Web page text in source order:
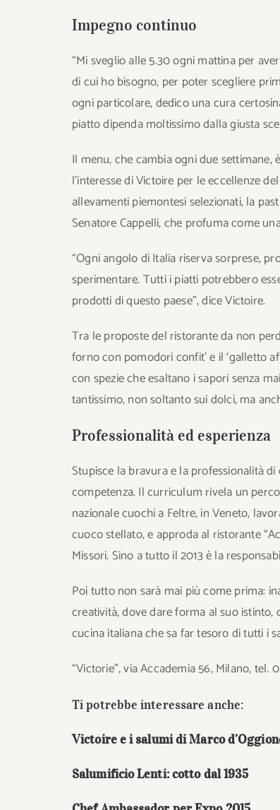
Impegno continuo
“Mi sveglio alle 5.30 ogni mattina per
di cui ho bisogno, per poter scegliere
ogni particolare, dedico una cura
piatto dipenda moltissimo dalla giusta
Il menu, che cambia ogni due
l’interesse di Victoire per le eccellenze
allevamenti piemontesi selezionati, la
Senatore Cappelli, che profuma come
“Ogni angolo di Italia riserva sorprese,
sperimentare. Tutti i piatti potrebbero
prodotti di questo paese”, dice Victoire.
Tra le proposte del ristorante da non
forno con pomodori confit’ e il ‘galletto
con spezie che esaltano i sapori senza
tantissimo, non soltanto sui dolci, ma
Professionalità ed esperienza
Stupisce la bravura e la professionalità
competenza. Il curriculum rivela un
nazionale cuochi a Feltre, in Veneto,
cuoco stellato, e approda al ristorante
Missori. Sino a tutto il 2013 è la
Poi tutto non sarà mai più come prima:
creatività, dove dare forma al suo istinto,
cucina italiana che sa far tesoro di tutti i
“Victorie”, via Accademia 56, Milano, tel.
Ti potrebbe interessare anche:
Victoire e i salumi di Marco
Salumificio Lenti: cotto dal 1935